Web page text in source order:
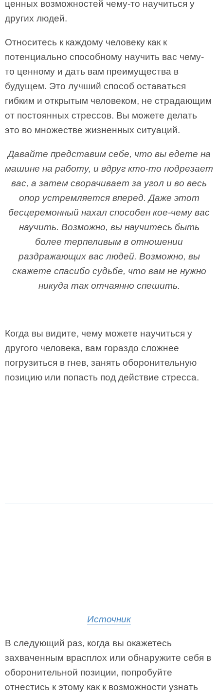
ценных возможностей чему-то научиться у
других людей.
Относитесь к каждому человеку как к
потенциально способному научить вас чему-
то ценному и дать вам преимущества в
будущем. Это лучший способ оставаться
гибким и открытым человеком, не страдающим
от постоянных стрессов. Вы можете делать
это во множестве жизненных ситуаций.
Давайте представим себе, что вы едете на
машине на работу, и вдруг кто-то подрезает
вас, а затем сворачивает за угол и во весь
опор устремляется вперед. Даже этот
бесцеремонный нахал способен кое-чему вас
научить. Возможно, вы научитесь быть
более терпеливым в отношении
раздражающих вас людей. Возможно, вы
скажете спасибо судьбе, что вам не нужно
никуда так отчаянно спешить.
Когда вы видите, чему можете научиться у
другого человека, вам гораздо сложнее
погрузиться в гнев, занять оборонительную
позицию или попасть под действие стресса.
Источник
В следующий раз, когда вы окажетесь
захваченным врасплох или обнаружите себя в
оборонительной позиции, попробуйте
отнестись к этому как к возможности узнать